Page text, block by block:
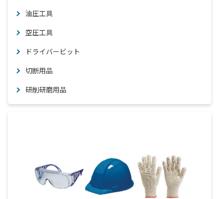
油圧工具
空圧工具
ドライバービット
切断用品
研削研磨用品